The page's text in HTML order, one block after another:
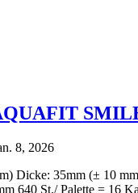
8, 2026
Dicke: 35mm (± 10
640 St./ Palette = 16